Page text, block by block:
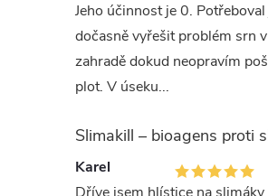
Jeho účinnost je 0.
dočasně vyřešit problém srn v
zahradě dokud neopravím
plot. V úseku...
Karel